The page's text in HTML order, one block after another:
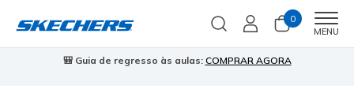
0
MENU
Skechers VIP: 45 dias de devolução para membrosInscreve-te